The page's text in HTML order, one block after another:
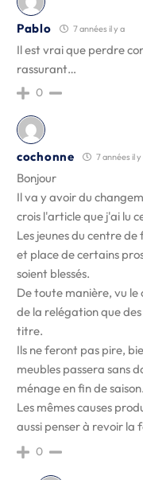
Pablo 7 années il y a
Il est vrai que perdre
rassurant…
0
cochonne 7 années il y
Bonjour
Il va y avoir du
crois l'article que j'ai lu
Les jeunes du centre
et place de certains
soient blessés.
De toute manière, vu le
de la relégation que
titre.
Ils ne feront pas pire,
meubles passera sans
ménage en fin de saison.
Les mêmes causes
aussi penser à revoir la
0